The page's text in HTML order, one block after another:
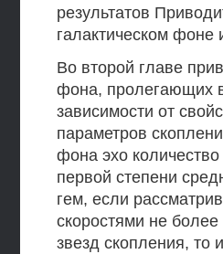
результатов
галактическом
Во второй главе
фона, пролегающих
зависимости от
параметров
фона эхо
первой степени
гем, если
скоростями не более
звезд скопления, то